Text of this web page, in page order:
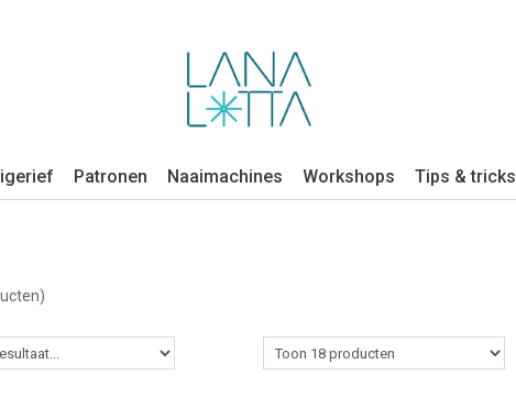
Patronen Naaimachines Workshops Tips & tricks